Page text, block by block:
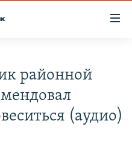
районной
(аудио)